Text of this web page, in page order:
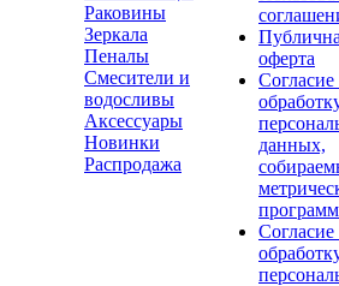
Раковины
Зеркала
Пеналы
Смесители и
водосливы
Аксессуары
Новинки
Распродажа
оферта
Согласие
данных,
Согласие